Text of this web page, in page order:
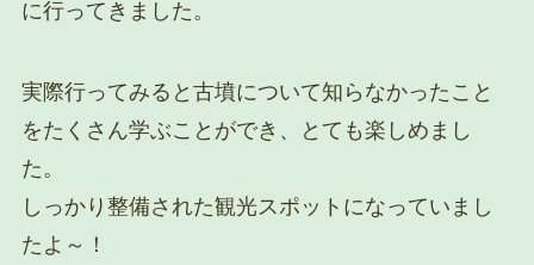
に行ってきました。
実際行ってみると古墳について知らなかったこと
をたくさん学ぶことができ、とても楽しめまし
た。
しっかり整備された観光スポットになっていまし
たよ～！